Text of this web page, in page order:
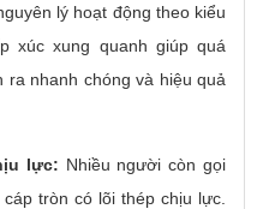
lý hoạt động theo kiểu
xúc xung quanh giúp quá
ra nhanh chóng và hiệu quả
lực: Nhiều người còn gọi
tròn có lõi thép chịu lực.